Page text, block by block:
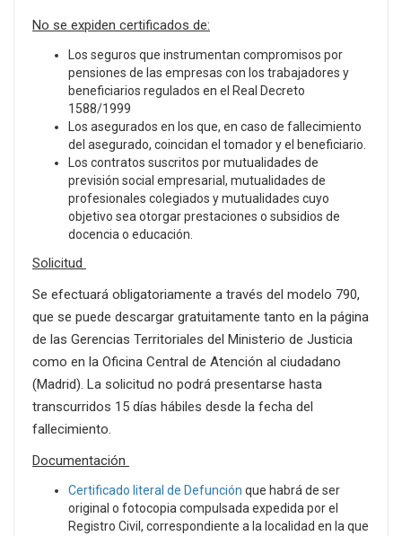
No se expiden certificados de:
Los seguros que instrumentan compromisos por
pensiones de las empresas con los trabajadores y
beneficiarios regulados en el Real Decreto
1588/1999
Los asegurados en los que, en caso de fallecimiento
del asegurado, coincidan el tomador y el beneficiario.
Los contratos suscritos por mutualidades de
previsión social empresarial, mutualidades de
profesionales colegiados y mutualidades cuyo
objetivo sea otorgar prestaciones o subsidios de
docencia o educación.
Solicitud
Se efectuará obligatoriamente a través del modelo 790,
que se puede descargar gratuitamente tanto en la página
de las Gerencias Territoriales del Ministerio de Justicia
como en la Oficina Central de Atención al ciudadano
(Madrid). La solicitud no podrá presentarse hasta
transcurridos 15 días hábiles desde la fecha del
fallecimiento.
Documentación
Certificado literal de Defunción que habrá de ser
original o fotocopia compulsada expedida por el
Registro Civil, correspondiente a la localidad en la que